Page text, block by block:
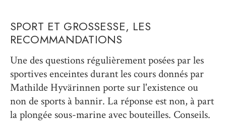
SPORT ET GROSSESSE, LES
RECOMMANDATIONS
Une des questions régulièrement posées par les
sportives enceintes durant les cours donnés par
Mathilde Hyvärinnen porte sur l'existence ou
non de sports à bannir. La réponse est non, à part
la plongée sous-marine avec bouteilles. Conseils.